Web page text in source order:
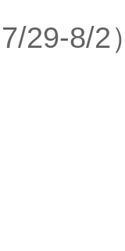
29-8/2）